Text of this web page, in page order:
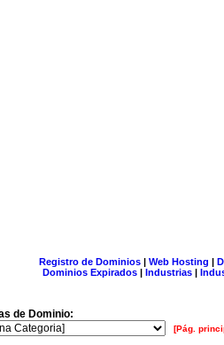
Registro de Dominios| Web Hosting |
Dominios Expirados | Industrias |
de Dominio:
[Pág.